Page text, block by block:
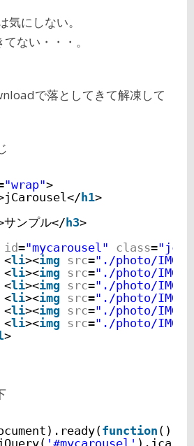
気にしない。
ない・・・。
で落としてきて解凍して
"wrap">
h1>
サンプル</h3>
id="mycarousel" class=
<li><img src="./photo/
<li><img src="./photo/
<li><img src="./photo/
<li><img src="./photo/
<li><img src="./photo/
<li><img src="./photo/
>
function () {
'#mycarousel'